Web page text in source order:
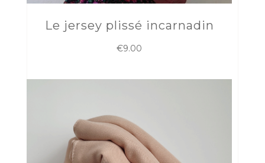
Le jersey plissé incarnadin
€9.00